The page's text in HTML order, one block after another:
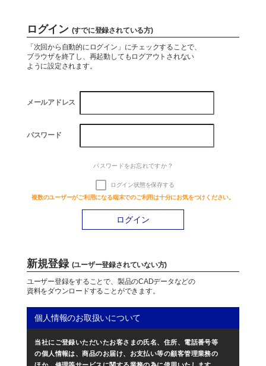
Company
会社概要
お問い合わせ
お任せください
風呂設計.com
ログイン (すでに登録されている方)
「次回から自動的にログイン」にチェックすることで、
ブラウザを終了し、再起動してもログアウトされない
ように設定されます。
メールアドレス
パスワード
パスワードをお忘れですか ?
ログイン状態を保存する
複数のユーザーがご利用になる端末でのご利用は十分にお気をつけください。
新規登録 (ユーザー登録されていない方)
ユーザー登録をすることで、製品のCADデータなどの
資料をダウンロードすることができます。
個人情報のお取扱いについて
当社にご登録いただいたお客さまの氏名、住所、電話番号等
の個人情報は、商品のお届け、お支払い等の顧客管理業務の
ほか、修理等サービスに関する業務の為に使用いたします。